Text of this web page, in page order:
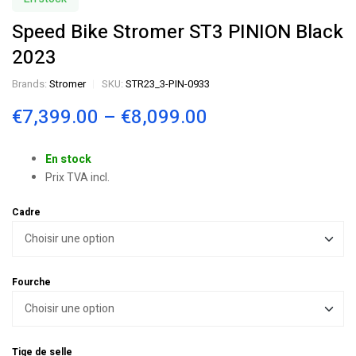
Speed Bike Stromer ST3 PINION Black
2023
Brands: Stromer SKU: STR23_3-PIN-0933
€7,399.00 – €8,099.00
En stock
Prix TVA incl.
Cadre
Fourche
Tige de selle